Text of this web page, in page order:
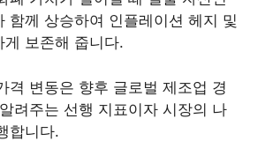
함께 상승하여 인플레이션 헤지 및
게 보존해 줍니다.
격 변동은 향후 글로벌 제조업 경
려주는 선행 지표이자 시장의 나
합니다.